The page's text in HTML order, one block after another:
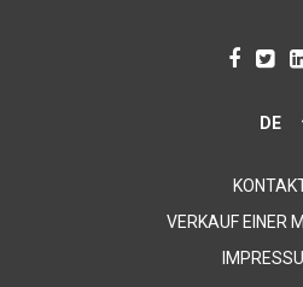
DE
VERKAUF EINER